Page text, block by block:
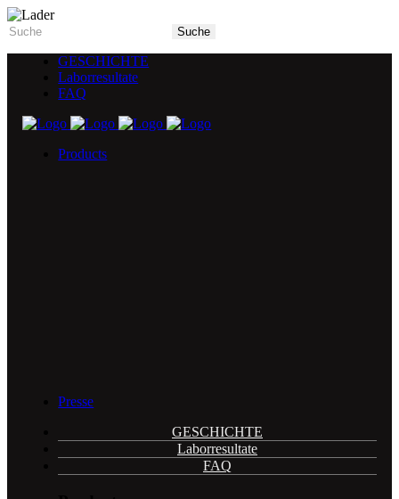
GESCHICHTE
Laborresultate
FAQ
Products
Presse
GESCHICHTE
Laborresultate
FAQ